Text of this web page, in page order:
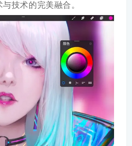
技术的完美融合。